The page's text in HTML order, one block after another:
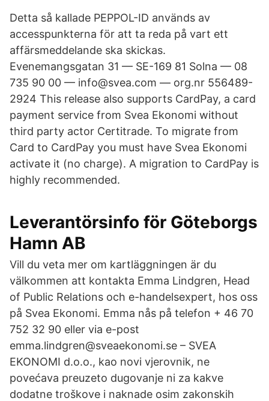
Detta så kallade PEPPOL-ID används av
accesspunkterna för att ta reda på vart ett
affärsmeddelande ska skickas.
Evenemangsgatan 31 — SE-169 81 Solna — 08
735 90 00 — info@svea.com — org.nr 556489-
2924 This release also supports CardPay, a card
payment service from Svea Ekonomi without
third party actor Certitrade. To migrate from
Card to CardPay you must have Svea Ekonomi
activate it (no charge). A migration to CardPay is
highly recommended.
Leverantörsinfo för Göteborgs
Hamn AB
Vill du veta mer om kartläggningen är du
välkommen att kontakta Emma Lindgren, Head
of Public Relations och e-handelsexpert, hos oss
på Svea Ekonomi. Emma nås på telefon + 46 70
752 32 90 eller via e-post
emma.lindgren@sveaekonomi.se – SVEA
EKONOMI d.o.o., kao novi vjerovnik, ne
povećava preuzeto dugovanje ni za kakve
dodatne troškove i naknade osim zakonskih